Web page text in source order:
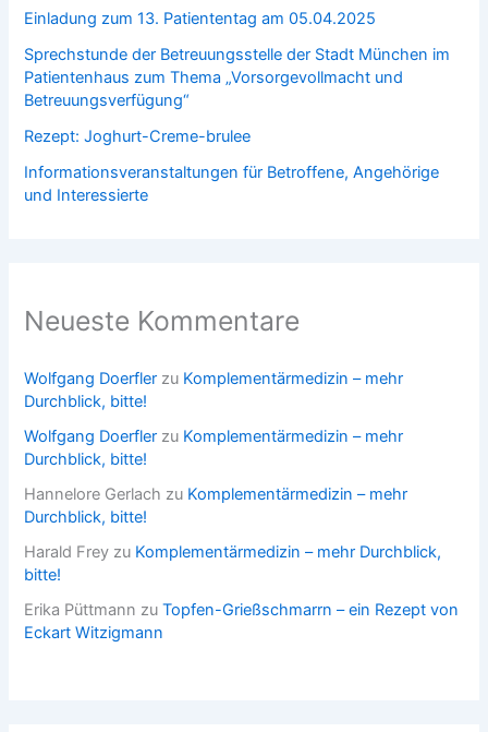
Einladung zum 13. Patiententag am 05.04.2025
Sprechstunde der Betreuungsstelle der Stadt München im
Patientenhaus zum Thema „Vorsorgevollmacht und
Betreuungsverfügung“
Rezept: Joghurt-Creme-brulee
Informationsveranstaltungen für Betroffene, Angehörige
und Interessierte
Neueste Kommentare
Wolfgang Doerfler zu Komplementärmedizin – mehr
Durchblick, bitte!
Wolfgang Doerfler zu Komplementärmedizin – mehr
Durchblick, bitte!
Hannelore Gerlach zu Komplementärmedizin – mehr
Durchblick, bitte!
Harald Frey zu Komplementärmedizin – mehr Durchblick,
bitte!
Erika Püttmann zuTopfen-Grießschmarrn – ein Rezept von
Eckart Witzigmann